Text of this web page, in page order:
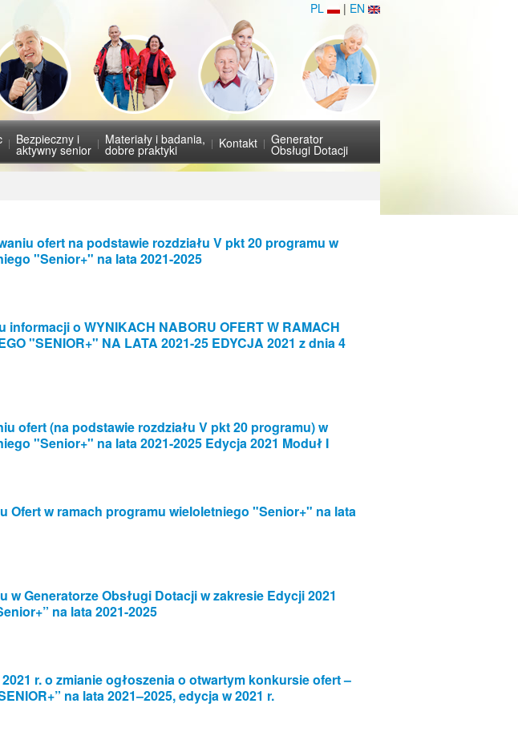
PL | EN
Bezpieczny i
aktywny senior
Materiały i badania,
dobre praktyki Kontakt Generator
Obsługi Dotacji
ofert na podstawie rozdziału V pkt 20 programu w
"Senior+" na lata 2021-2025
o WYNIKACH NABORU OFERT W RAMACH
"SENIOR+" NA LATA 2021-25 EDYCJA 2021 z dnia 4
ofert (na podstawie rozdziału V pkt 20 programu) w
"Senior+" na lata 2021-2025 Edycja 2021 Moduł I
Ofert w ramach programu wieloletniego "Senior+" na lata
w Generatorze Obsługi Dotacji w zakresie Edycji 2021
na lata 2021-2025
r. o zmianie ogłoszenia o otwartym konkursie ofert –
na lata 2021–2025, edycja w 2021 r.